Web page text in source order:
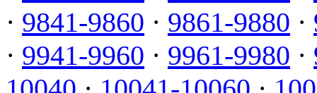
· 9841-9860 · 9861-9880 ·
· 9941-9960 · 9961-9980 ·